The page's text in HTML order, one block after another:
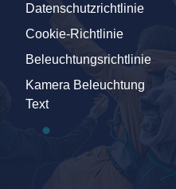
Datenschutzrichtlinie
Cookie-Richtlinie
Beleuchtungsrichtlinie
Kamera Beleuchtung
Text